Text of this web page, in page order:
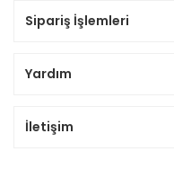
Sipariş İşlemleri
Yardım
İletişim